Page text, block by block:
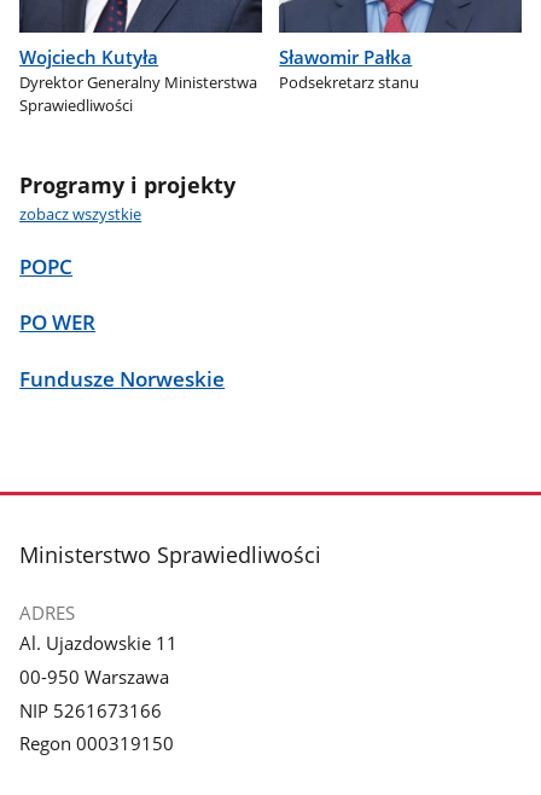
Wojciech Kutyła
Dyrektor Generalny Ministerstwa
Sprawiedliwości
Sławomir Pałka
Podsekretarz stanu
Programy i projekty
zobacz wszystkie
POPC
PO WER
Fundusze Norweskie
stopka
Ministerstwo Sprawiedliwości
ADRES
Al. Ujazdowskie 11
00-950 Warszawa
NIP 5261673166
Regon 000319150